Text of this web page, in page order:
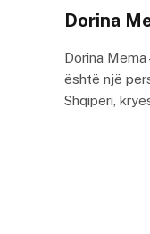
Dorina
Dorina
është një
Shqipëri,